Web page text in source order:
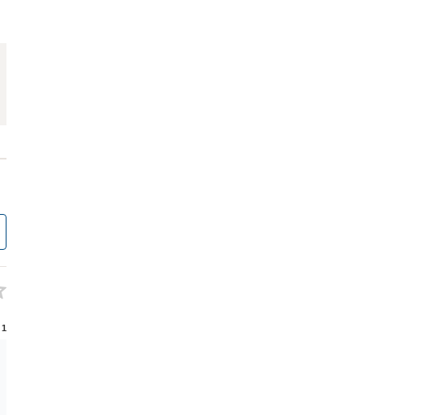
1